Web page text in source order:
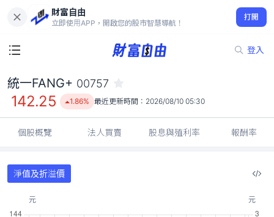
財富自由
立即使用APP，開啟您的股市智慧導航！
打開
登入
142.25
1.86%
統一FANG+ 00757
142.25 1.86% 最近更新時間： 2026/08/10 05:30
個股概覽 法人買賣 股息與殖利率 報酬率
淨值及折溢價